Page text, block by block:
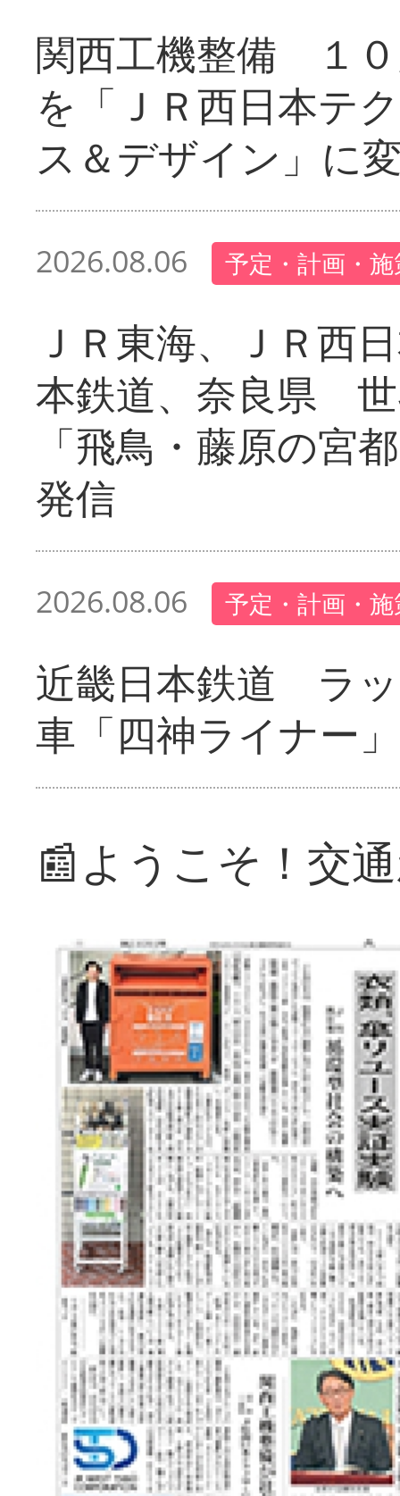
関西工機整備 １
を「ＪＲ西日本テ
ス＆デザイン」に
2026.08.06 予定・計画・
ＪＲ東海、ＪＲ西
本鉄道、奈良県
「飛鳥・藤原の宮
発信
2026.08.06 予定・計画・
近畿日本鉄道 ラ
車「四神ライナー
📰ようこそ！交